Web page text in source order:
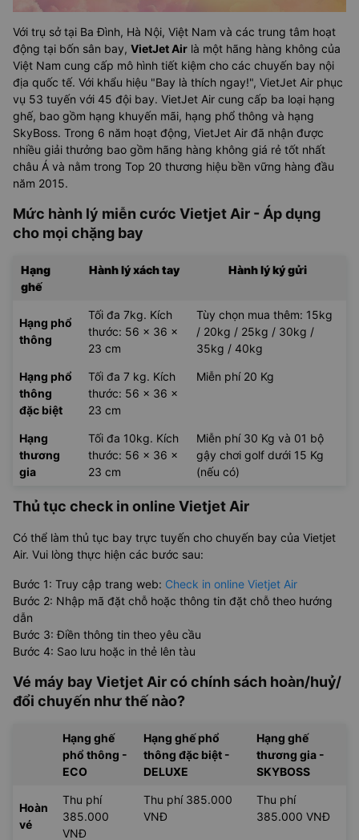
Với trụ sở tại Ba Đình, Hà Nội, Việt Nam và các trung tâm hoạt
động tại bốn sân bay, VietJet Air là một hãng hàng không của
Việt Nam cung cấp mô hình tiết kiệm cho các chuyến bay nội
địa quốc tế. Với khẩu hiệu "Bay là thích ngay!", VietJet Air phục
vụ 53 tuyến với 45 đội bay. VietJet Air cung cấp ba loại hạng
ghế, bao gồm hạng khuyến mãi, hạng phổ thông và hạng
SkyBoss. Trong 6 năm hoạt động, VietJet Air đã nhận được
nhiều giải thưởng bao gồm hãng hàng không giá rẻ tốt nhất
châu Á và nằm trong Top 20 thương hiệu bền vững hàng đầu
năm 2015.
Mức hành lý miễn cước Vietjet Air - Áp dụng
cho mọi chặng bay
Hạng
ghế
Hành lý xách tay Hành lý ký gửi
Hạng phổ
thông
Tối đa 7kg. Kích
thước: 56 x 36 x
23 cm
Tùy chọn mua thêm: 15kg
/ 20kg / 25kg / 30kg /
35kg / 40kg
Hạng phổ
thông
đặc biệt
Tối đa 7 kg. Kích
thước: 56 x 36 x
23 cm
Miễn phí 20 Kg
Hạng
thương
gia
Tối đa 10kg. Kích
thước: 56 x 36 x
23 cm
Miễn phí 30 Kg và 01 bộ
gậy chơi golf dưới 15 Kg
(nếu có)
Thủ tục check in online Vietjet Air
Có thể làm thủ tục bay trực tuyến cho chuyến bay của Vietjet
Air. Vui lòng thực hiện các bước sau:
Bước 1: Truy cập trang web: Check in online Vietjet Air
Bước 2: Nhập mã đặt chỗ hoặc thông tin đặt chỗ theo hướng
dẫn
Bước 3: Điền thông tin theo yêu cầu
Bước 4: Sao lưu hoặc in thẻ lên tàu
Vé máy bay Vietjet Air có chính sách hoàn/huỷ/
đổi chuyến như thế nào?
Hạng ghế
phổ thông -
ECO
Hạng ghế phổ
thông đặc biệt -
DELUXE
Hạng ghế
thương gia -
SKYBOSS
Hoàn
vé
Thu phí
385.000
VNĐ
Thu phí 385.000
VNĐ
Thu phí
385.000 VNĐ